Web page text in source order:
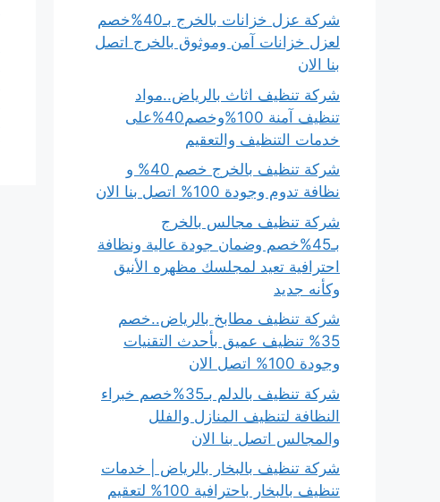
شركة عزل خزانات بالخرج بـ40%خصم
لعزل خزانات آمن وموثوق بالخرج اتصل
بنا الان
شركة تنظيف اثاث بالرياض..مواد
تنظيف آمنة 100%وخصم40%على
خدمات التنظيف والتعقيم
شركة تنظيف بالخرج خصم 40% و
نظافة تدوم وجودة 100% اتصل بنا الان
شركة تنظيف مجالس بالخرج
بـ45%خصم وضمان جودة عالية ونظافة
احترافية تعيد لمجلسك مظهره الأنيق
وكأنه جديد
شركة تنظيف مطابخ بالرياض..خصم
35% تنظيف عميق بأحدث التقنيات
وجودة 100% اتصل الان
شركة تنظيف بالدلم بـ35%خصم خبراء
النظافة لتنظيف المنازل والفلل
والمجالس اتصل بنا الان
شركة تنظيف بالبخار بالرياض | خدمات
تنظيف بالبخار باحترافية 100% لتعقيم